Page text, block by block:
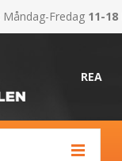
Måndag-Fredag 11-18
REA